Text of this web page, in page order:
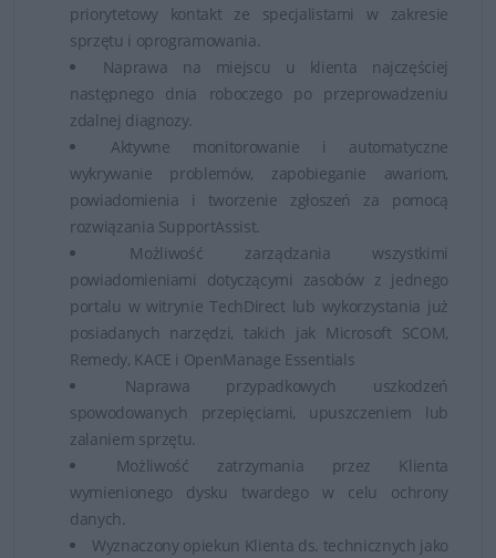
priorytetowy kontakt ze specjalistami w zakresie
sprzętu i oprogramowania.
Naprawa na miejscu u klienta najczęściej
następnego dnia roboczego po przeprowadzeniu
zdalnej diagnozy.
Aktywne monitorowanie i automatyczne
wykrywanie problemów, zapobieganie awariom,
powiadomienia i tworzenie zgłoszeń za pomocą
rozwiązania SupportAssist.
Możliwość zarządzania wszystkimi
powiadomieniami dotyczącymi zasobów z jednego
portalu w witrynie TechDirect lub wykorzystania już
posiadanych narzędzi, takich jak Microsoft SCOM,
Remedy, KACE i OpenManage Essentials
Naprawa przypadkowych uszkodzeń
spowodowanych przepięciami, upuszczeniem lub
zalaniem sprzętu.
Możliwość zatrzymania przez Klienta
wymienionego dysku twardego w celu ochrony
danych.
Wyznaczony opiekun Klienta ds. technicznych jako